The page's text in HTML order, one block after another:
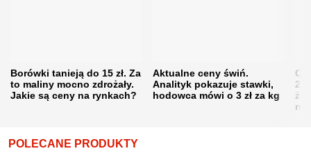
Borówki tanieją do 15 zł. Za
to maliny mocno zdrożały.
Jakie są ceny na rynkach?
Aktualne ceny świń.
Analityk pokazuje stawki,
hodowca mówi o 3 zł za kg
POLECANE PRODUKTY